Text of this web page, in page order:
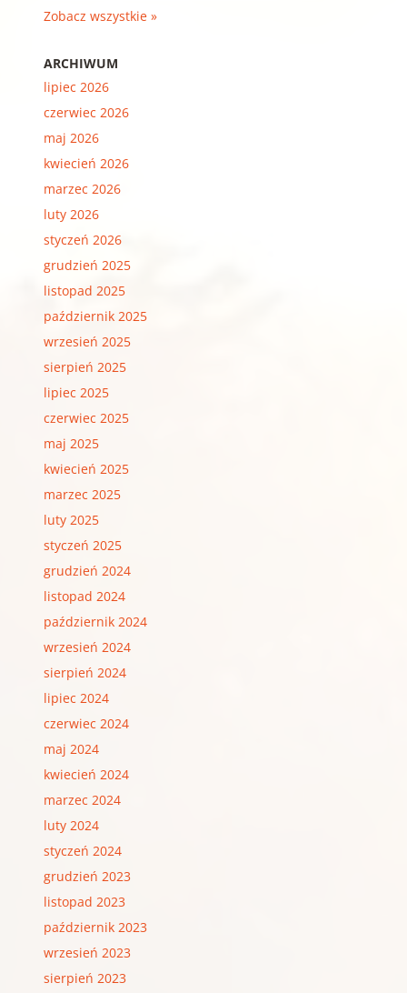
Zobacz wszystkie »
ARCHIWUM
lipiec 2026
czerwiec 2026
maj 2026
kwiecień 2026
marzec 2026
luty 2026
styczeń 2026
grudzień 2025
listopad 2025
październik 2025
wrzesień 2025
sierpień 2025
lipiec 2025
czerwiec 2025
maj 2025
kwiecień 2025
marzec 2025
luty 2025
styczeń 2025
grudzień 2024
listopad 2024
październik 2024
wrzesień 2024
sierpień 2024
lipiec 2024
czerwiec 2024
maj 2024
kwiecień 2024
marzec 2024
luty 2024
styczeń 2024
grudzień 2023
listopad 2023
październik 2023
wrzesień 2023
sierpień 2023